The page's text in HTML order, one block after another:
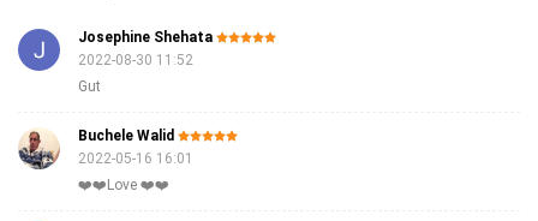
Josephine Shehata
2022-08-30 11:52
Gut
Buchele Walid
2022-05-16 16:01
❤️❤️Love ❤️❤️